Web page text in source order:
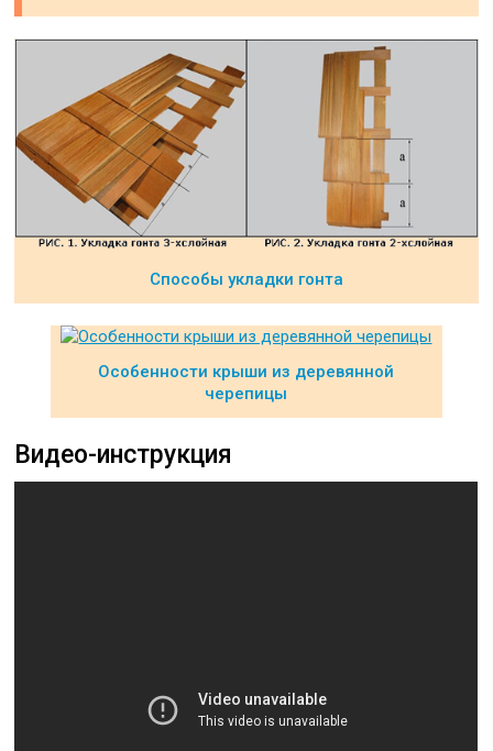
Способы укладки гонта
Особенности крыши из деревянной
черепицы
Видео-инструкция